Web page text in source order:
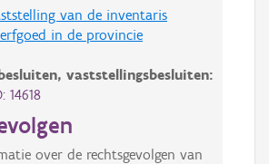
van de inventaris
in de provincie
vaststellingsbesluiten:
14618
over de rechtsgevolgen van